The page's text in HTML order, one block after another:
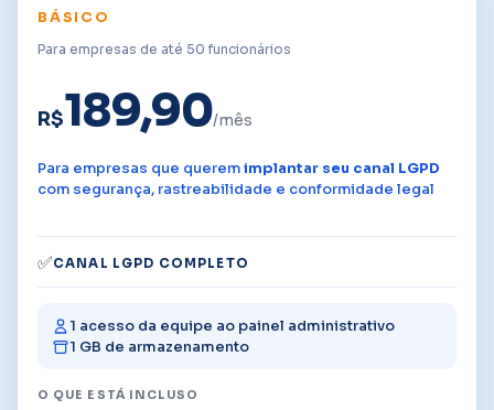
BÁSICO
Para empresas de até 50 funcionários
R$189,90/mês
Para empresas que queremimplantar seu canal LGPD
com segurança, rastreabilidade e conformidade legal
✅CANAL LGPD COMPLETO
1 acesso da equipe ao painel administrativo
1 GB de armazenamento
O QUE ESTÁ INCLUSO